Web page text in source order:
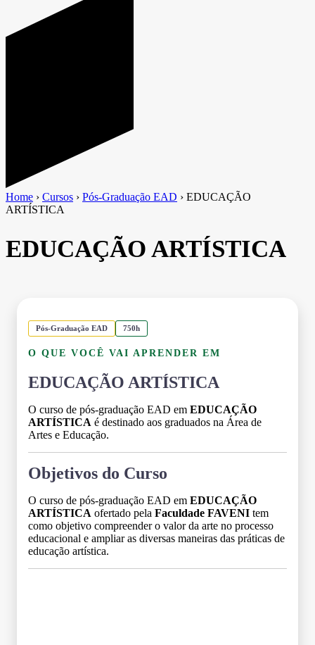
Home › Cursos › Pós-Graduação EAD › EDUCAÇÃO
ARTÍSTICA
EDUCAÇÃO ARTÍSTICA
Pós-Graduação EAD 750h
O QUE VOCÊ VAI APRENDER EM
EDUCAÇÃO ARTÍSTICA
O curso de pós-graduação EAD em EDUCAÇÃO
ARTÍSTICA é destinado aos graduados na Área de
Artes e Educação.
Objetivos do Curso
O curso de pós-graduação EAD em EDUCAÇÃO
ARTÍSTICA ofertado pela Faculdade FAVENI tem
como objetivo compreender o valor da arte no processo
educacional e ampliar as diversas maneiras das práticas de
educação artística.